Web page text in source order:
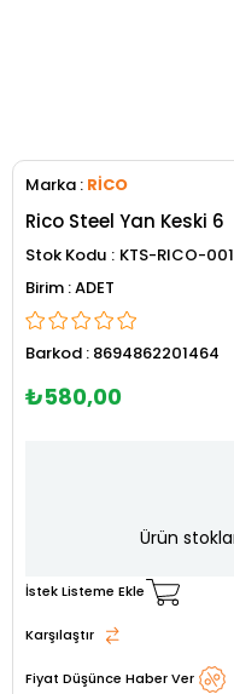
Marka : RİCO
Rico Steel Yan Keski 6
Stok Kodu
KTS-RICO-
ADET
Barkod : 8694862201464
₺580,00
Ürün
İstek Listeme Ekle
Karşılaştır
Fiyat Düşünce Haber Ver